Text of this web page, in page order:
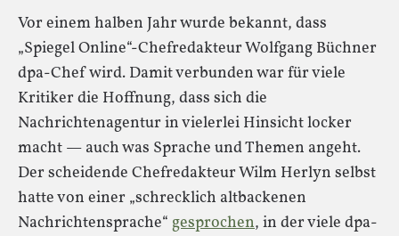
Vor einem halben Jahr wurde bekannt, dass
„Spiegel Online“-Chefredakteur Wolfgang Büchner
dpa-Chef wird. Damit verbunden war für viele
Kritiker die Hoffnung, dass sich die
Nachrichtenagentur in vielerlei Hinsicht locker
macht — auch was Sprache und Themen angeht.
Der scheidende Chefredakteur Wilm Herlyn selbst
hatte von einer „schrecklich altbackenen
Nachrichtensprache“ gesprochen, in der viele dpa-